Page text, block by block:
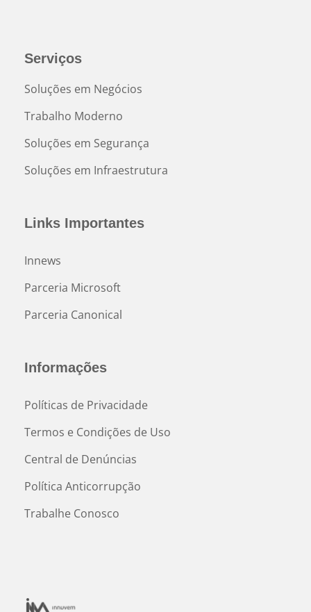
Serviços
Soluções em Negócios
Trabalho Moderno
Soluções em Segurança
Soluções em Infraestrutura
Links Importantes
Innews
Parceria Microsoft
Parceria Canonical
Informações
Políticas de Privacidade
Termos e Condições de Uso
Central de Denúncias
Política Anticorrupção
Trabalhe Conosco